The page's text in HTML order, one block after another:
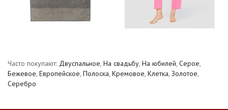
Часто покупают: Двуспальное, На свадьбу, На юбилей, Серое,
Бежевое, Европейское, Полоска, Кремовое, Клетка, Золотое,
Серебро